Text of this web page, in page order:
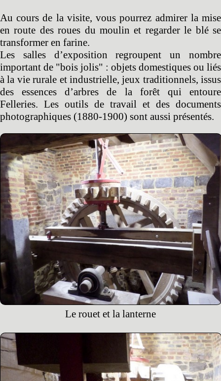
Au cours de la visite, vous pourrez admirer la mise
en route des roues du moulin et regarder le blé se
transformer en farine.
Les salles d’exposition regroupent un nombre
important de "bois jolis" : objets domestiques ou liés
à la vie rurale et industrielle, jeux traditionnels, issus
des essences d’arbres de la forêt qui entoure
Felleries. Les outils de travail et des documents
photographiques (1880-1900) sont aussi présentés.
Le rouet et la lanterne